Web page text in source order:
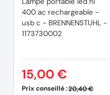
400 ac rechargeable -
usb c - BRENNENSTUHL -
1173730002
Prix conseillé :20,40 €
15,00 €